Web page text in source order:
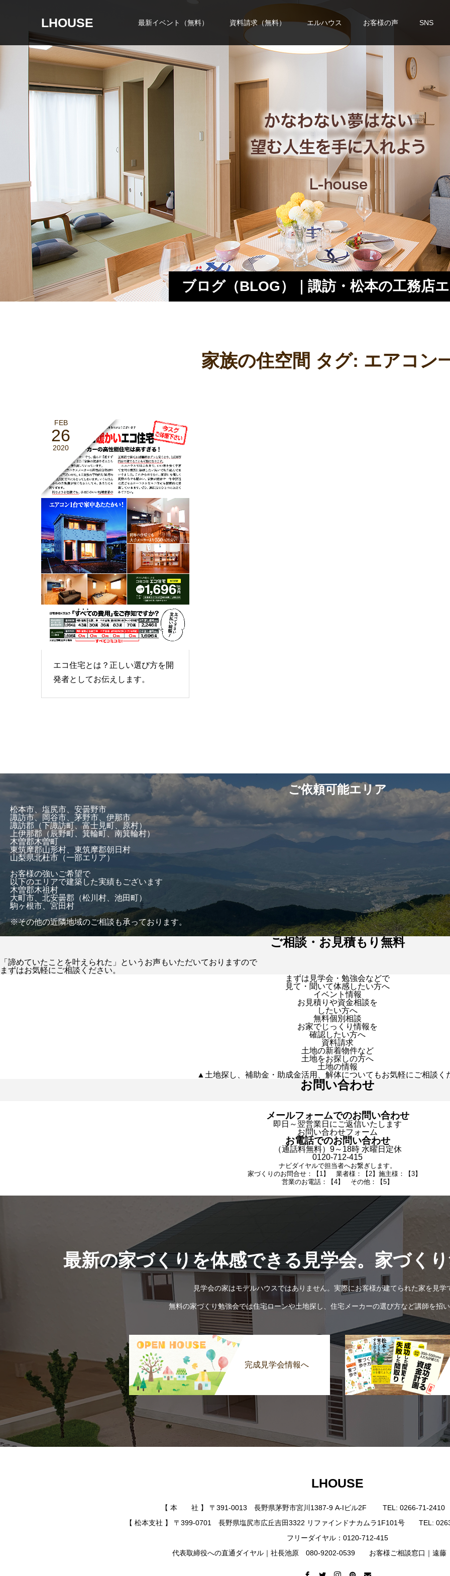
LHOUSE 最新イベント（無料） 資料請求（無料） エルハウス お客様の声 SNS
ブログ（BLOG）｜諏訪・松本の工務店
家族の住空間 タグ: エアコン
FEB
26
2020
エコ住宅とは？正しい選び方を開
発者としてお伝えします。
ご依頼可能エリア
松本市、塩尻市、安曇野市
諏訪市、岡谷市、茅野市、伊那市
諏訪郡（下諏訪町、富士見町、原村）
上伊那郡（辰野町、箕輪町、南箕輪村）
木曽郡木曽町
東筑摩郡山形村、東筑摩郡朝日村
山梨県北杜市（一部エリア）
お客様の強いご希望で
以下のエリアで建築した実績もございます
木曽郡木祖村
大町市、北安曇郡（松川村、池田町）
駒ヶ根市、宮田村
※その他の近隣地域のご相談も承っております。
ご相談・お見積もり無料
「諦めていたことを叶えられた」というお声もいただいておりますので
まずはお気軽にご相談ください。
まずは見学会・勉強会などで
見て・聞いて体感したい方へ
イベント情報
お見積りや資金相談を
したい方へ
無料個別相談
お家でじっくり情報を
確認したい方へ
資料請求
土地の新着物件など
土地をお探しの方へ
土地の情報
▲土地探し、補助金・助成金活用、解体についてもお気軽にご相談く
お問い合わせ
メールフォームでのお問い合わせ
即日～翌営業日にご返信いたします
お問い合わせフォーム
お電話でのお問い合わせ
（通話料無料）9～18時 水曜日定休
0120-712-415
ナビダイヤルで担当者へお繋ぎします。
家づくりのお問合せ：【1】 業者様：【2】施主様：【3】
営業のお電話：【4】 その他：【5】
最新の家づくりを体感できる見学会。家づく
見学会の家はモデルハウスではありません。実際にお客様が建てられた家を見学
無料の家づくり勉強会では住宅ローンや土地探し、住宅メーカーの選び方など講師を招
完成見学会情報へ
LHOUSE
【 本 社 】 〒391-0013 長野県茅野市宮川1387-9 A-Iビル2F TEL: 0266-71-2410
【 松本支社 】 〒399-0701 長野県塩尻市広丘吉田3322 リファインドナカムラ1F101号 TEL:
フリーダイヤル：0120-712-415
代表取締役への直通ダイヤル｜社長池原 080-9202-0539 お客様ご相談窓口｜遠